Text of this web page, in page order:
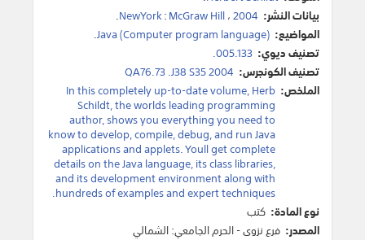
بيانات النشر:
NewYork:McGraw Hill،2004
.
المواضيع: Java (Computer program language)
.
تصنيف ديوي: 005.133.
تصنيف الكونجرس: QA76.73 .J38 S35 2004
الملخص: In this completely up-to-date volume, Herb
Schildt, the worlds leading programming
author, shows you everything you need to
know to develop, compile, debug, and run Java
applications and applets. Youll get complete
details on the Java language, its class libraries,
and its development environment along with
hundreds of examples and expert techniques.
نوع المادة: كتب
المصدر: فرع نزوى - الحرم الجامعي: الشمالي